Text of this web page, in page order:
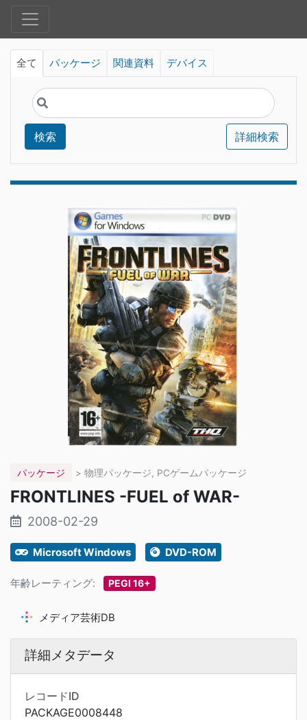
全て パッケージ 関連資料 デバイス
検索 詳細検索
パッケージ > 物理パッケージ, PCゲームパッケージ
FRONTLINES -FUEL of WAR-
2008-02-29
Microsoft Windows DVD-ROM
年齢レーティング: PEGI 16+
メディア芸術DB
詳細メタデータ
レコードID
PACKAGE0008448